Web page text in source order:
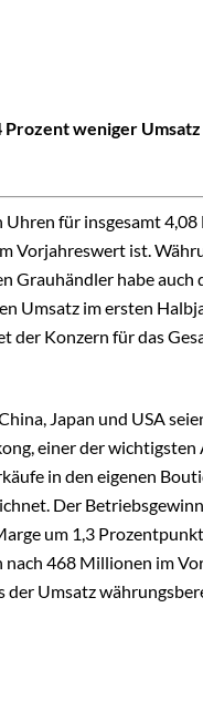
weniger
für insgesamt
Vorjahreswert ist.
Grauhändler habe auch
Umsatz im ersten
der Konzern für das
Japan und USA
einer der
in den eigenen
Der
um 1,3
468 Millionen im
Umsatz